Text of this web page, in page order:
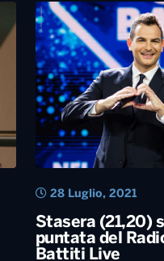
Elisa, Morandi e
4 Dicembre, 2021